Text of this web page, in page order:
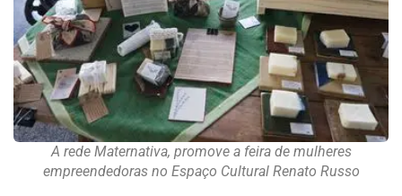
A rede Maternativa, promove a feira de mulheres
empreendedoras no Espaço Cultural Renato Russo